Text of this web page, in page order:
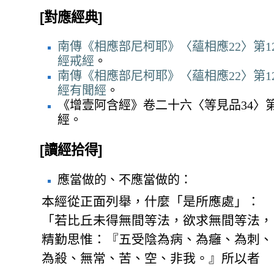
[對應經典]
南傳《相應部尼柯耶》〈蘊相應22〉第
經戒經 。
南傳《相應部尼柯耶》〈蘊相應22〉第
經有聞經 。
《增壹阿含經》卷二十六〈等見品34〉
經。
[讀經拾得]
應當做的、不應當做的：
本經從正面列舉，什麼「是所應處」：
「若比丘未得無間等法，欲求無間等法，
精勤思惟：『五受陰為病、為癰、為刺、
為殺、無常、苦、空、非我。』所以者